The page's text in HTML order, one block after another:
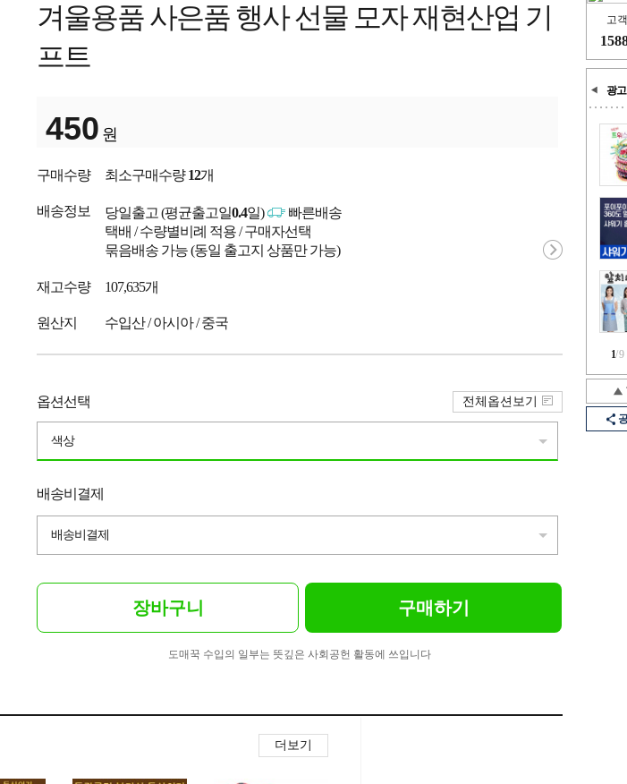
고
광고
1/9
겨울용품 사은품 행사 선물 모자 재현산업 기
프트
450 원
구매수량 최소구매수량12개
배송정보 당일출고 (평균출고일0.4일)
빠른배송
택배 / 수량별비례 적용 / 구매자선택
묶음배송 가능 (동일 출고지 상품만 가능)
재고수량 107,635개
원산지 수입산 / 아시아 / 중국
옵션선택
색상
전체옵션보기
배송비결제
배송비결제
장바구니 구매하기
도매꾹 수입의 일부는 뜻깊은 사회공헌 활동에 쓰입니다
더보기